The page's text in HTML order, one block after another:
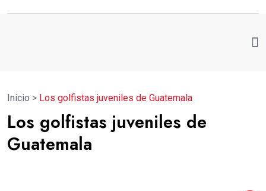
Inicio > Los golfistas juveniles de Guatemala
Los golfistas juveniles de
Guatemala